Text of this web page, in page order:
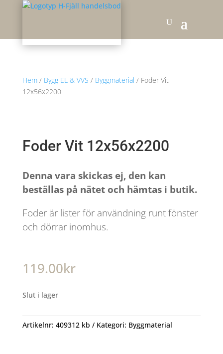
Hem/ Bygg EL & VVS / Byggmaterial / Foder Vit
12x56x2200
Foder Vit 12x56x2200
Denna vara skickas ej, den kan
beställas på nätet och hämtas i butik.
Foder är lister för användning runt fönster
och dörrar inomhus.
119.00kr
Slut i lager
Artikelnr: 409312 kb Kategori: Byggmaterial